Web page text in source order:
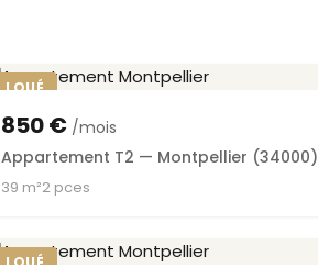
LOUÉ
850 € /mois
Appartement T2 — Montpellier (34000)
39 m²2 pces
LOUÉ